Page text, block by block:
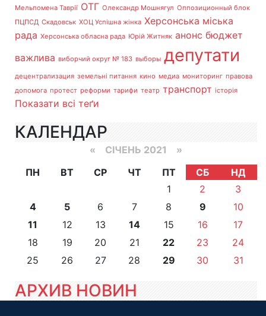
Мельпомена Таврії ОТГ Олександр Мошнягул Оппозиционный блок
ПЦПСД Скадовськ ХОЦ Успішна жінка Херсонська міська
рада Херсонська обласна рада Юрій Житняк анонс бюджет
важлива виборчий округ № 183 выборы депутати
децентрализация земельні питання кино медиа мониторинг правова
допомога протест реформи тарифи театр транспорт історія
Показати всі теґи
КАЛЕНДАР
« СІЧЕНЬ 2021 »
ПН
ВТ СР ЧТ ПТ СБ
НД
1
2
3
4
5 6 7 8 9
10
11
12 13 14 15 16
17
18
19 20 21 22 23
24
25
26 27 28 29 30 31
АРХИВ НОВИН